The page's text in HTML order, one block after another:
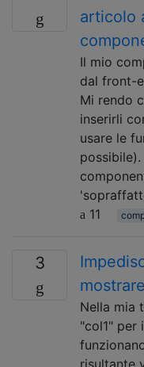
articolo
Il mio
dal front-
Mi rendo
inserirli
usare le
11
3
Nella mia
"col1" per
risultante